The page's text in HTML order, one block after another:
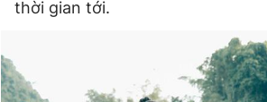
thời gian tới.